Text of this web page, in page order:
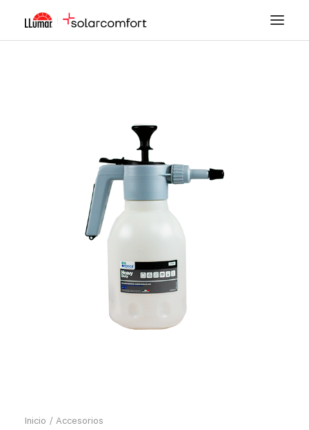
SEGURIDAD
DECORACIÓN
TINTADO DE LUNAS
PPF
ACCESORIOS
MI CUENTA
Inicio
Accesorios